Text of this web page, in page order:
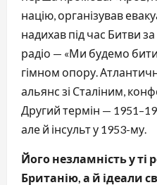
націю, організував
надихав під час Битви
радіо — «Ми будемо
гімном опору.
альянс зі Сталіним,
Другий термін —
але й інсульт у 1953-му.
Його незламність у
Британію, а й ідеали